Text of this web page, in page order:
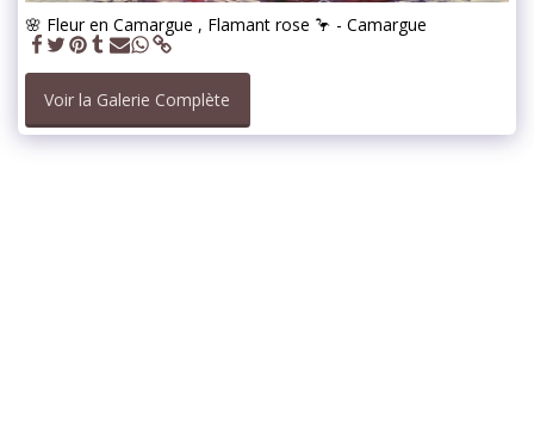
🌸 Fleur en Camargue , Flamant rose 🦩 - Camargue
Voir la Galerie Complète